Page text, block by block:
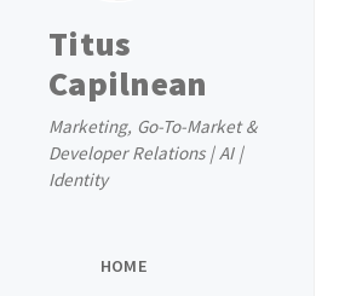
Titus
Capilnean
Marketing, Go-To-Market &
Developer Relations | AI |
Identity
HOME